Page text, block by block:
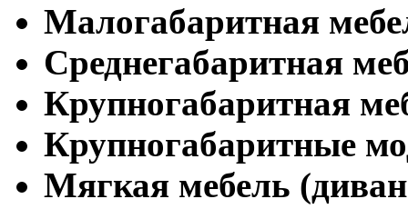
Малогабаритная
Cреднегабаритная
Крупногабаритная
Крупногабаритные
Мягкая мебель